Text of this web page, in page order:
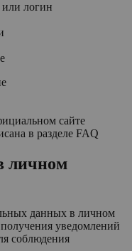
или логин
сайте
в разделе FAQ
личном
данных в личном
уведомлений
соблюдения